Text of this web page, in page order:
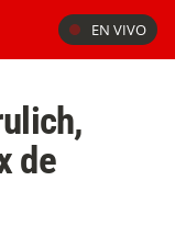
EN VIVO
de